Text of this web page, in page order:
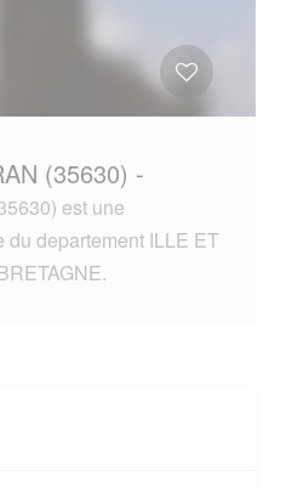
(35630) -
est une
du departement ILLE ET